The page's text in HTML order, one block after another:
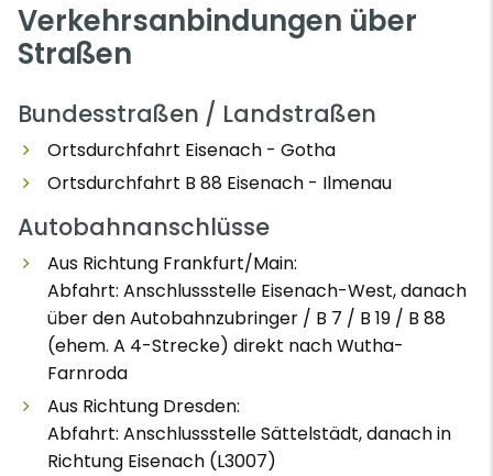
Verkehrsanbindungen über
Straßen
Bundesstraßen / Landstraßen
Ortsdurchfahrt Eisenach - Gotha
Ortsdurchfahrt B 88 Eisenach - Ilmenau
Autobahnanschlüsse
Aus Richtung Frankfurt/Main:
Abfahrt: Anschlussstelle Eisenach-West, danach
über den Autobahnzubringer / B 7 / B 19 / B 88
(ehem. A 4-Strecke) direkt nach Wutha-
Farnroda
Aus Richtung Dresden:
Abfahrt: Anschlussstelle Sättelstädt, danach in
Richtung Eisenach (L3007)